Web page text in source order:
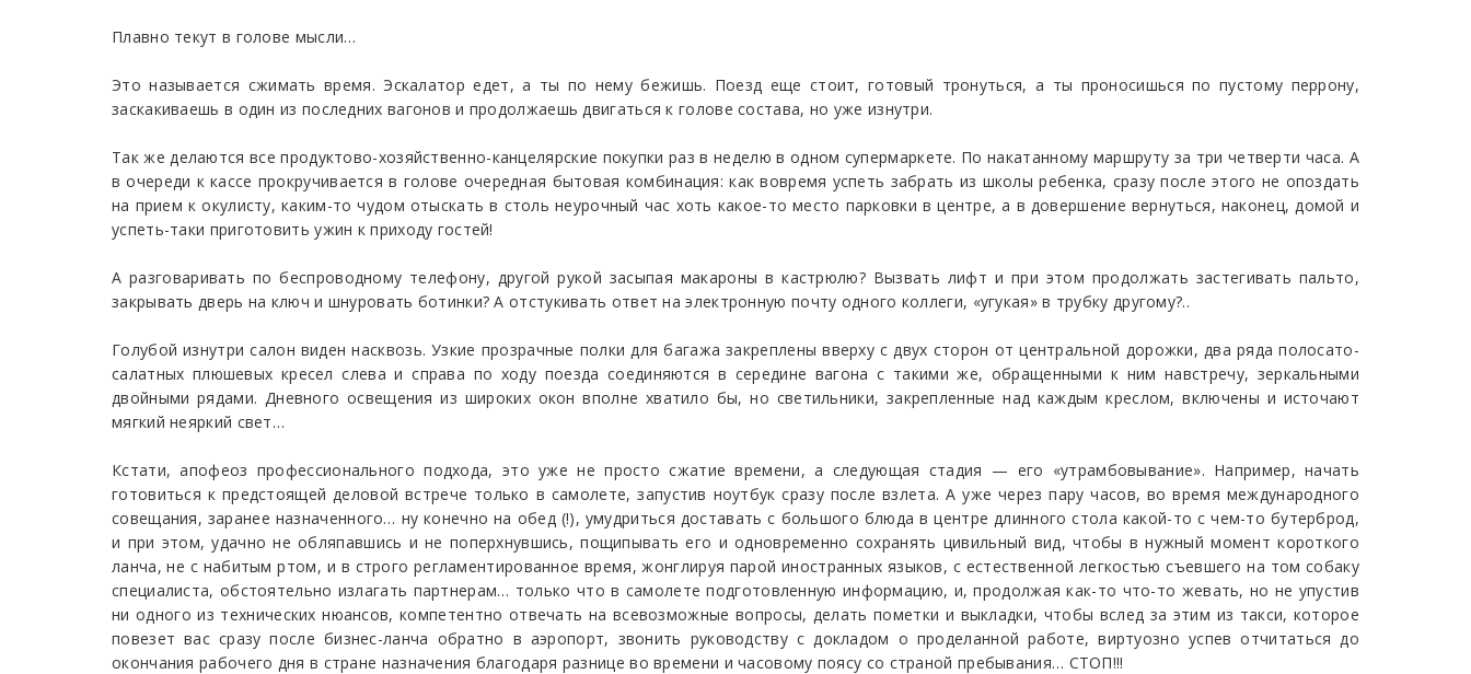
Плавно текут в голове мысли…
Это называется сжимать время. Эскалатор едет, а ты по нему бежишь. Поезд еще стоит, готовый тронуться, а ты проносишься по пустому перрону,
заскакиваешь в один из последних вагонов и продолжаешь двигаться к голове состава, но уже изнутри.
Так же делаются все продуктово-хозяйственно-канцелярские покупки раз в неделю в одном супермаркете. По накатанному маршруту за три четверти часа. А
в очереди к кассе прокручивается в голове очередная бытовая комбинация: как вовремя успеть забрать из школы ребенка, сразу после этого не опоздать
на прием к окулисту, каким-то чудом отыскать в столь неурочный час хоть какое-то место парковки в центре, а в довершение вернуться, наконец, домой и
успеть-таки приготовить ужин к приходу гостей!
А разговаривать по беспроводному телефону, другой рукой засыпая макароны в кастрюлю? Вызвать лифт и при этом продолжать застегивать пальто,
закрывать дверь на ключ и шнуровать ботинки? А отстукивать ответ на электронную почту одного коллеги, «угукая» в трубку другому?..
Голубой изнутри салон виден насквозь. Узкие прозрачные полки для багажа закреплены вверху с двух сторон от центральной дорожки, два ряда полосато-
салатных плюшевых кресел слева и справа по ходу поезда соединяются в середине вагона с такими же, обращенными к ним навстречу, зеркальными
двойными рядами. Дневного освещения из широких окон вполне хватило бы, но светильники, закрепленные над каждым креслом, включены и источают
мягкий неяркий свет…
Кстати, апофеоз профессионального подхода, это уже не просто сжатие времени, а следующая стадия — его «утрамбовывание». Например, начать
готовиться к предстоящей деловой встрече только в самолете, запустив ноутбук сразу после взлета. А уже через пару часов, во время международного
совещания, заранее назначенного… ну конечно на обед (!), умудриться доставать с большого блюда в центре длинного стола какой-то с чем-то бутерброд,
и при этом, удачно не обляпавшись и не поперхнувшись, пощипывать его и одновременно сохранять цивильный вид, чтобы в нужный момент короткого
ланча, не с набитым ртом, и в строго регламентированное время, жонглируя парой иностранных языков, с естественной легкостью съевшего на том собаку
специалиста, обстоятельно излагать партнерам… только что в самолете подготовленную информацию, и, продолжая как-то что-то жевать, но не упустив
ни одного из технических нюансов, компетентно отвечать на всевозможные вопросы, делать пометки и выкладки, чтобы вслед за этим из такси, которое
повезет вас сразу после бизнес-ланча обратно в аэропорт, звонить руководству с докладом о проделанной работе, виртуозно успев отчитаться до
окончания рабочего дня в стране назначения благодаря разнице во времени и часовому поясу со страной пребывания… СТОП!!!